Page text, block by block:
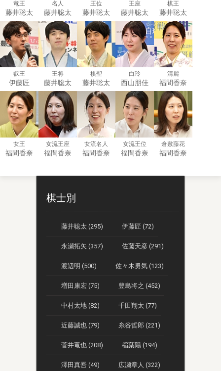
竜王
藤井聡太
名人
藤井聡太
王位
藤井聡太
王座
藤井聡太
棋王
藤井聡太
叡王
伊藤匠
王将
藤井聡太
棋聖
藤井聡太
白玲
西山朋佳
清麗
福間香奈
女王
福間香奈
女流王座
福間香奈
女流名人
福間香奈
女流王位
福間香奈
倉敷藤花
福間香奈
棋士別
藤井聡太 (295) 伊藤匠 (72)
永瀬拓矢 (357) 佐藤天彦 (291)
渡辺明 (500) 佐々木勇気 (123)
増田康宏 (75) 豊島将之 (452)
中村太地 (82) 千田翔太 (77)
近藤誠也 (79) 糸谷哲郎 (221)
菅井竜也 (208) 稲葉陽 (194)
澤田真吾 (49) 広瀬章人 (322)